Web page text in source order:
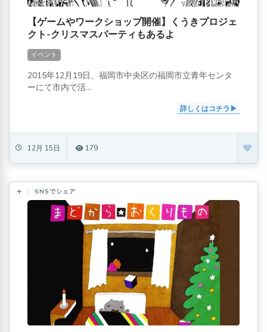
【ゲームやワークショップ開催】くうきプロジェ
クト-クリスマスパーティもあるよ
イベント
2015年12月19日、福岡市中央区の福岡市立青年センタ
ーにて市内で活...
詳しくはコチラ
12月 15日 179
SNSでシェア